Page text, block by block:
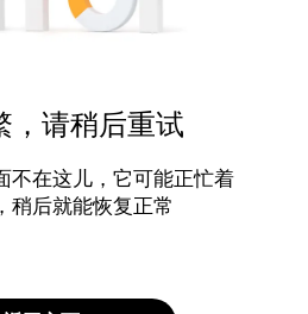
，请稍后重试
不在这儿，它可能正忙着
稍后就能恢复正常